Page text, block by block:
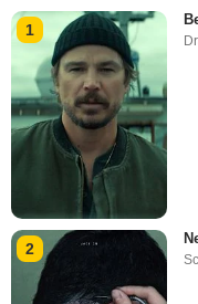
1
2